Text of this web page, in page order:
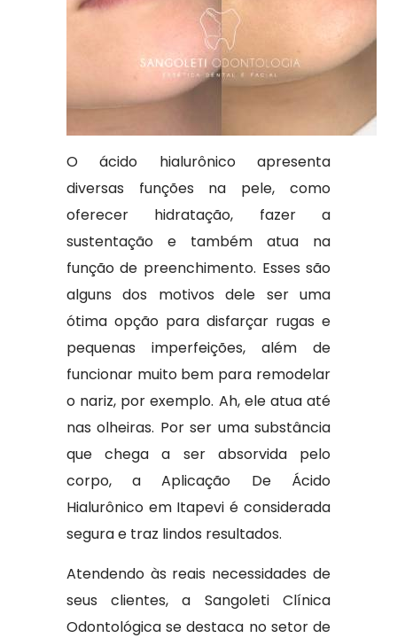
O ácido hialurônico apresenta
diversas funções na pele, como
oferecer hidratação, fazer a
sustentação e também atua na
função de preenchimento. Esses são
alguns dos motivos dele ser uma
ótima opção para disfarçar rugas e
pequenas imperfeições, além de
funcionar muito bem para remodelar
o nariz, por exemplo. Ah, ele atua até
nas olheiras. Por ser uma substância
que chega a ser absorvida pelo
corpo, a Aplicação De Ácido
Hialurônico em Itapevi é considerada
segura e traz lindos resultados.
Atendendo às reais necessidades de
seus clientes, a Sangoleti Clínica
Odontológica se destaca no setor de